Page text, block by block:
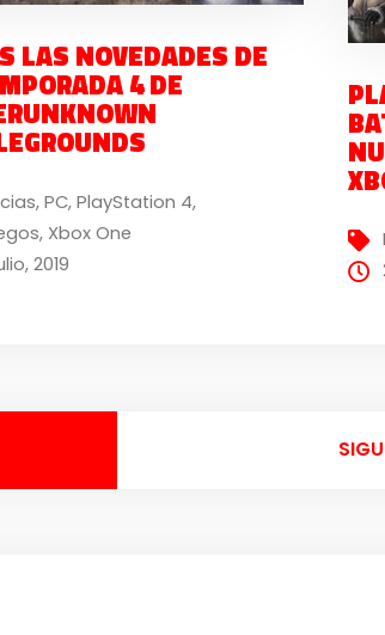
LAS NOVEDADES DE
4 DE
, PC, PlayStation 4,
, Xbox One
2019